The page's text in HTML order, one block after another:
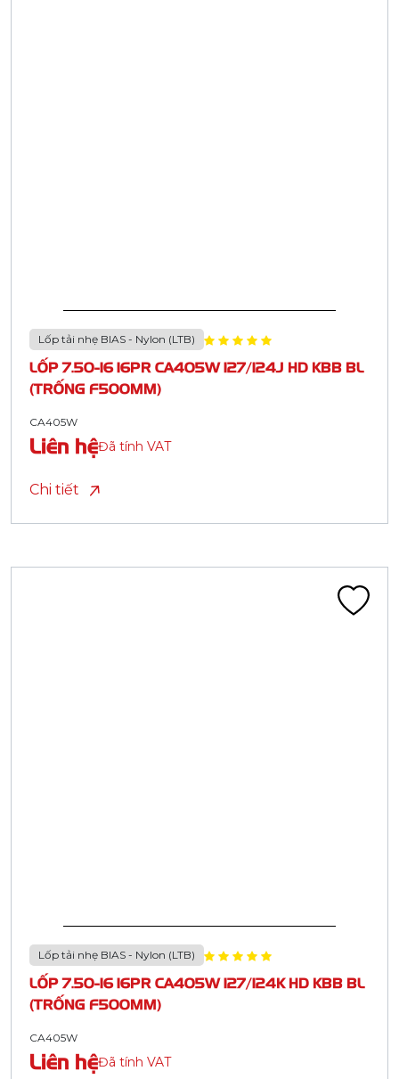
Lốp tải nhẹ BIAS - Nylon (LTB)
LỐP 7.50-16 16PR CA405W 127/124J HD KBB BL
(TRỐNG F500MM)
CA405W
Liên hệĐã tính VAT
Chi tiết
Lốp tải nhẹ BIAS - Nylon (LTB)
LỐP 7.50-16 16PR CA405W 127/124K HD KBB BL
(TRỐNG F500MM)
CA405W
Liên hệĐã tính VAT